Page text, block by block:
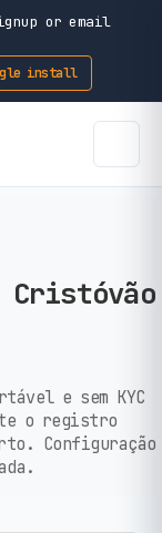
or email
install
Cristóvão
e sem KYC
o registro
Configuração